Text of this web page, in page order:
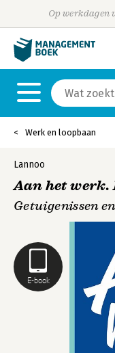
Op werkdagen
Werk en loopbaan
E-book
Lannoo
Aan het
Getuigenissen